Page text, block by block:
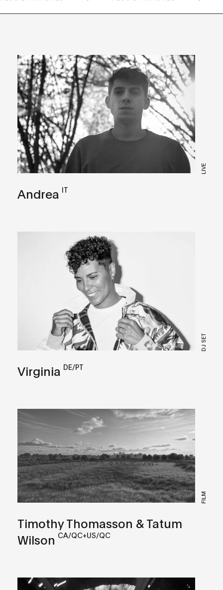
LIVE
Andrea IT
DJ SET
Virginia DE/PT
FILM
Timothy Thomasson & Tatum
Wilson CA/QC+US/QC